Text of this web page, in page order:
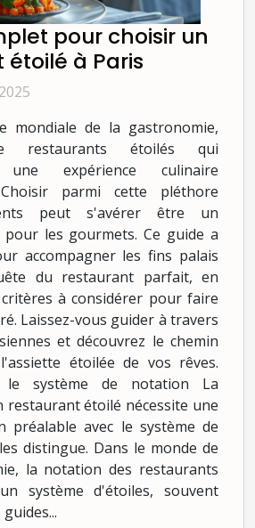
pour choisir un
à Paris
mondiale de la gastronomie,
restaurants étoilés qui
une expérience culinaire
parmi cette pléthore
peut s'avérer être un
les gourmets. Ce guide a
accompagner les fins palais
du restaurant parfait, en
à considérer pour faire
Laissez-vous guider à travers
et découvrez le chemin
étoilée de vos rêves.
le système de notation La
restaurant étoilé nécessite une
préalable avec le système de
distingue. Dans le monde de
la notation des restaurants
système d'étoiles, souvent